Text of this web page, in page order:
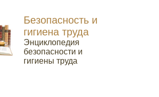
Безопасность и
гигиена труда
Энциклопедия
безопасности и
гигиены труда